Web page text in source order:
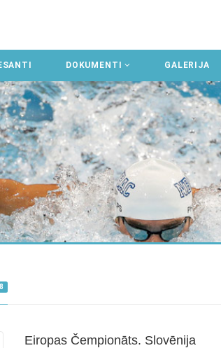
DOKUMENTI GALERIJA
Eiropas Čempionāts. Slovēnija